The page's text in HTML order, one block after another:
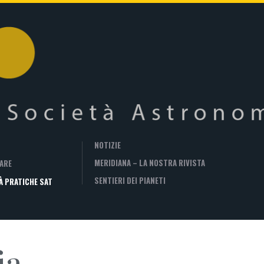
PRATICHE SAT
NOTIZIE
MERIDIANA – LA NOSTRA RIVISTA
SENTIERI DEI PIANETI